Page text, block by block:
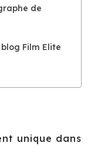
de
Film Elite
unique dans